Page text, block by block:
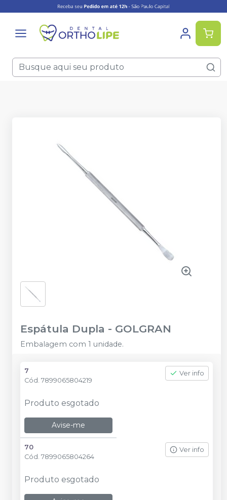
Espátula Dupla - GOLGRAN
Embalagem com 1 unidade.
7
Cód. 7899065804219
Ver info
Produto esgotado
Avise-me
70
Cód. 7899065804264
Ver info
Produto esgotado